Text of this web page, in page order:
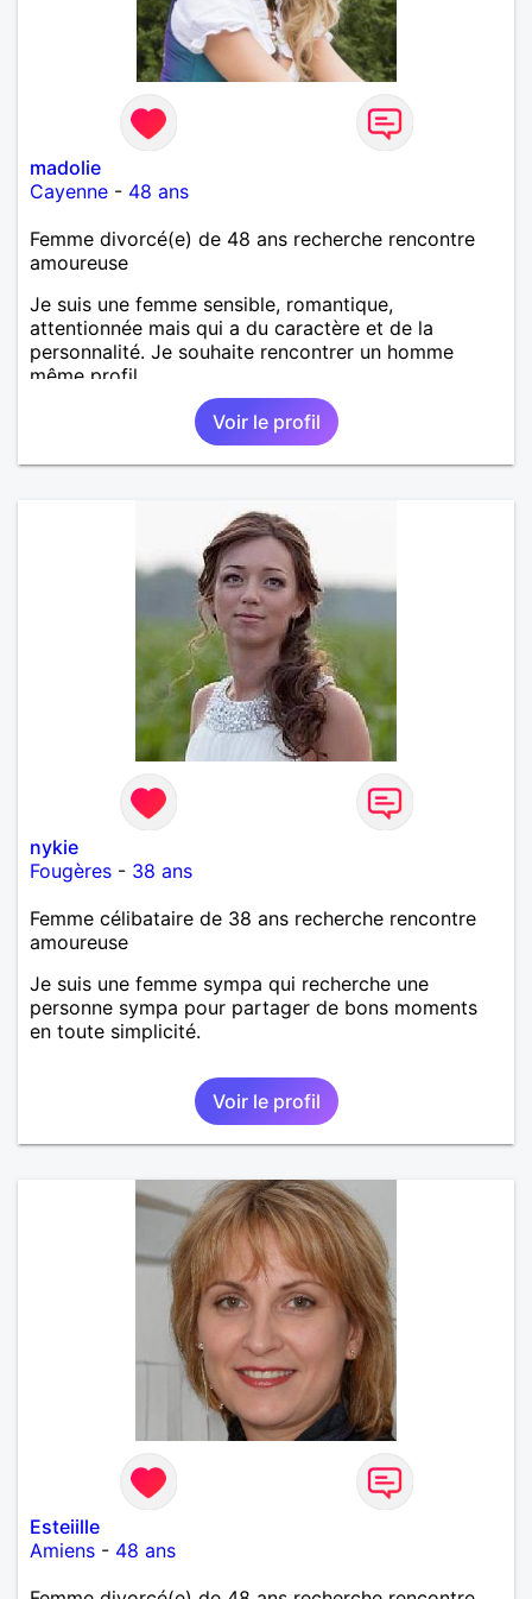
madolie
Cayenne - 48 ans
Femme divorcé(e) de 48 ans recherche rencontre
amoureuse
Je suis une femme sensible, romantique,
attentionnée mais qui a du caractère et de la
personnalité. Je souhaite rencontrer un homme
même profil.
Voir le profil
nykie
Fougères - 38 ans
Femme célibataire de 38 ans recherche rencontre
amoureuse
Je suis une femme sympa qui recherche une
personne sympa pour partager de bons moments
en toute simplicité.
Voir le profil
Esteiille
Amiens - 48 ans